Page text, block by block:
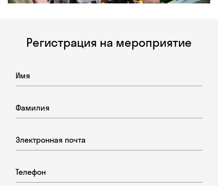
Регистрация на мероприятие